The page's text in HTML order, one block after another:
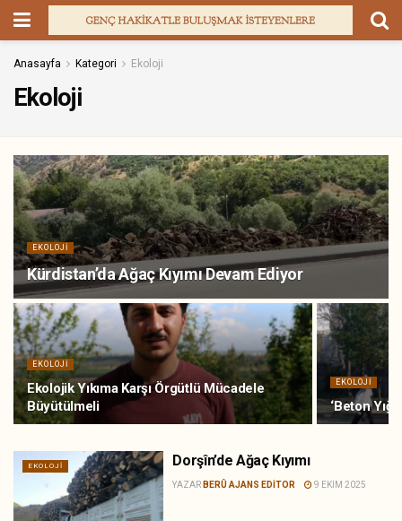
Anasayfa Kategori Ekoloji
Ekoloji
EKOLOJI
Kürdistan’da Ağaç Kıyımı Devam Ediyor
EKOLOJI
Ekolojik Yıkıma Karşı Örgütlü Mücadele
Büyütülmeli
EKOLOJI
‘Beton
EKOLOJI Dorşîn’de Ağaç Kıyımı
YAZAR BERÛ AJANS EDITOR 9 EKIM 2025